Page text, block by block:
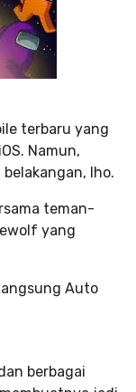
terbaru yang
Namun,
lho.
teman-
yang
berbagai